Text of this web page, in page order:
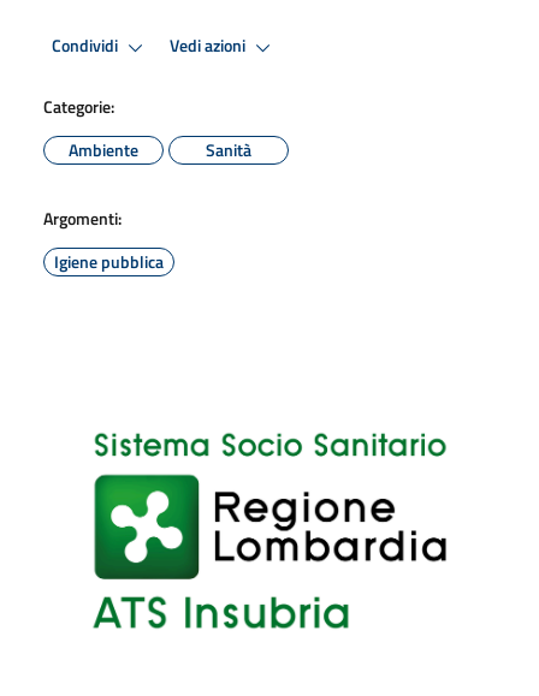
Condividi Vedi azioni
Categorie:
Ambiente
Sanità
Argomenti:
Igiene pubblica